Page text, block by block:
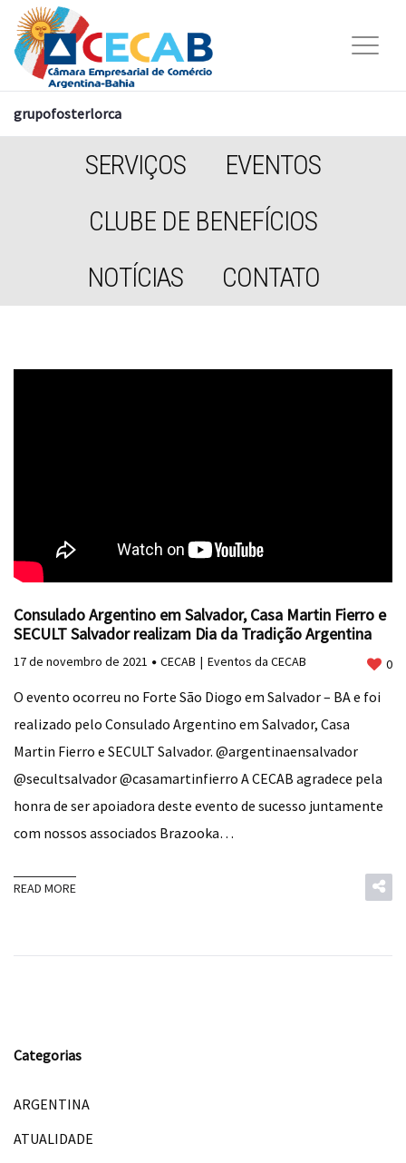
grupofosterlorca
SERVIÇOS
EVENTOS
CLUBE DE BENEFÍCIOS
NOTÍCIAS
CONTATO
Consulado Argentino em Salvador, Casa Martin Fierro e
SECULT Salvador realizam Dia da Tradição Argentina
17 de novembro de 2021 CECAB Eventos da CECAB 0
O evento ocorreu no Forte São Diogo em Salvador – BA e foi
realizado pelo Consulado Argentino em Salvador, Casa
Martin Fierro e SECULT Salvador. @argentinaensalvador
@secultsalvador @casamartinfierro A CECAB agradece pela
honra de ser apoiadora deste evento de sucesso juntamente
com nossos associados Brazooka…
READ MORE
Categorias
ARGENTINA
ATUALIDADE